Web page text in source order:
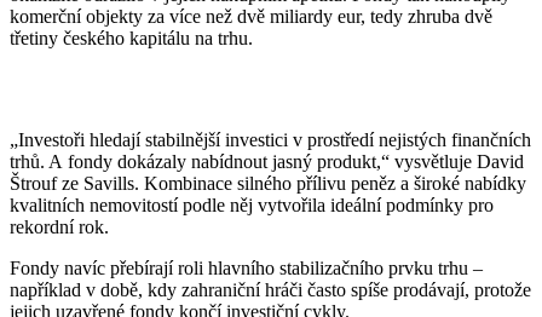
komerční objekty za více než dvě miliardy eur, tedy zhruba dvě
třetiny českého kapitálu na trhu.
„Investoři hledají stabilnější investici v prostředí nejistých finančních
trhů. A fondy dokázaly nabídnout jasný produkt,“ vysvětluje David
Štrouf ze Savills. Kombinace silného přílivu peněz a široké nabídky
kvalitních nemovitostí podle něj vytvořila ideální podmínky pro
rekordní rok.
Fondy navíc přebírají roli hlavního stabilizačního prvku trhu –
například v době, kdy zahraniční hráči často spíše prodávají, protože
jejich uzavřené fondy končí investiční cykly.